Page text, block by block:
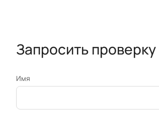
Запросить
Имя